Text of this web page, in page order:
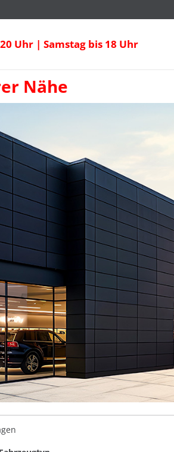
Uhr | Samstag bis 18 Uhr
Nähe